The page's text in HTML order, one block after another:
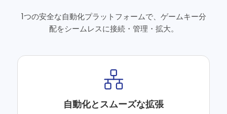
1つの安全な自動化プラットフォームで、ゲームキー分
配をシームレスに接続・管理・拡大。
自動化とスムーズな拡張